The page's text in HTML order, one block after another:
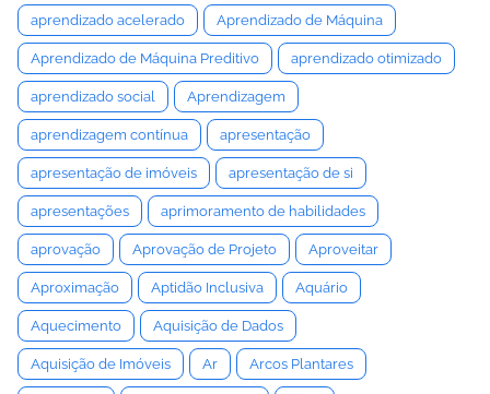
aprendizado acelerado Aprendizado de Máquina
Aprendizado de Máquina Preditivo aprendizado otimizado
aprendizado social Aprendizagem
aprendizagem contínua apresentação
apresentação de imóveis apresentação de si
apresentações aprimoramento de habilidades
aprovação Aprovação de Projeto Aproveitar
Aproximação Aptidão Inclusiva Aquário
Aquecimento Aquisição de Dados
Aquisição de Imóveis Ar Arcos Plantares